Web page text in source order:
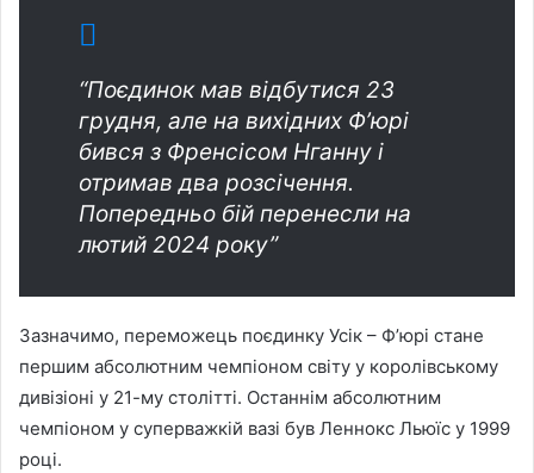
“Поєдинок мав відбутися 23
грудня, але на вихідних Ф’юрі
бився з Френсісом Нганну і
отримав два розсічення.
Попередньо бій перенесли на
лютий 2024 року”
Зазначимо, переможець поєдинку Усік – Ф’юрі стане
першим абсолютним чемпіоном світу у королівському
дивізіоні у 21-му столітті. Останнім абсолютним
чемпіоном у суперважкій вазі був Леннокс Льюїс у 1999
році.